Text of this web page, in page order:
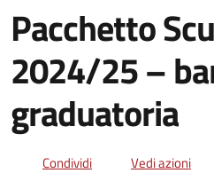
Pacchetto
2024/25 –
graduatoria
Dettagli del
Condividi Vedi azioni